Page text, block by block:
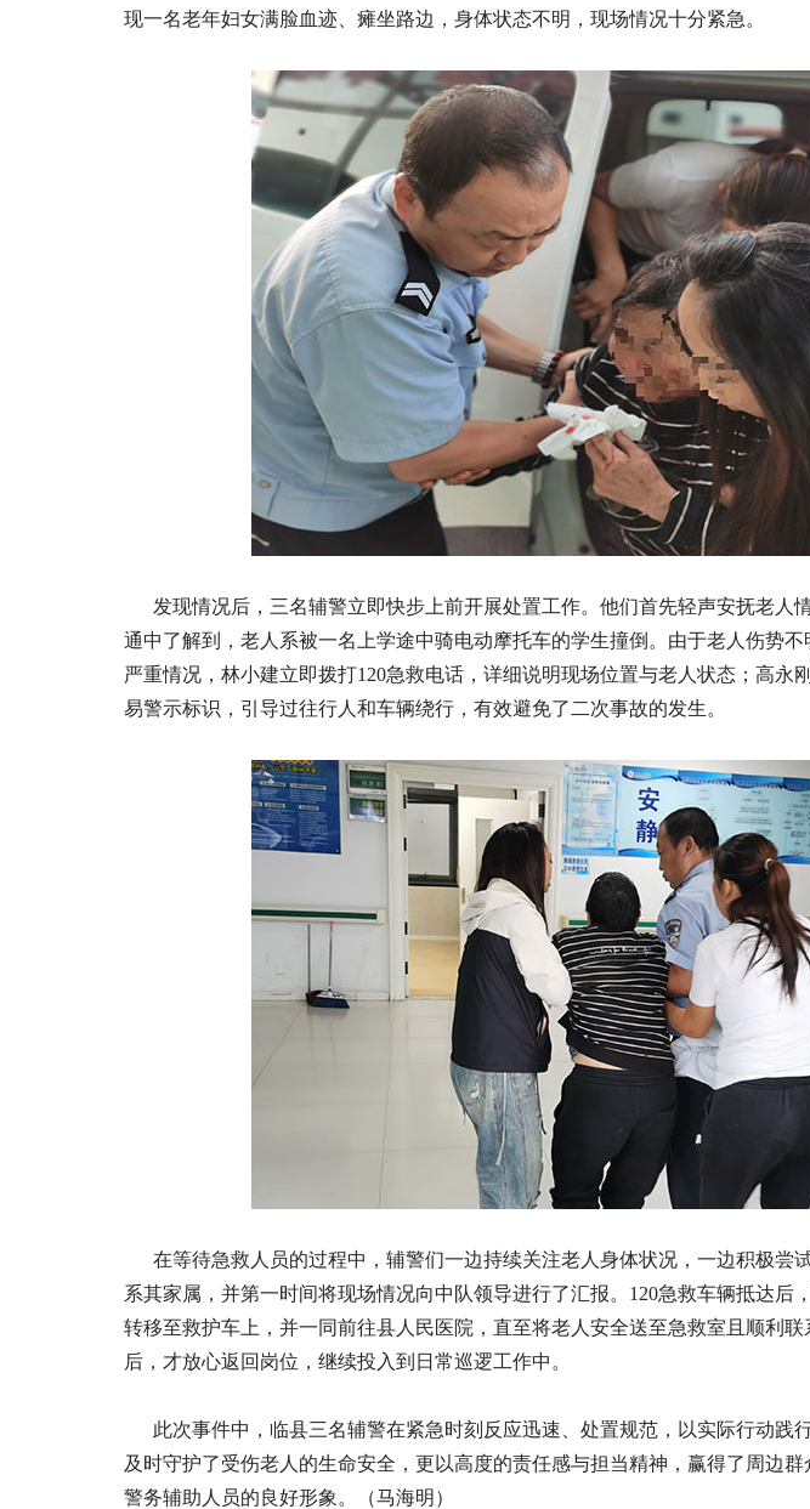
现一名老年妇女满脸血迹、瘫坐路边，身体状态不明，现场情况十分紧急。
发现情况后，三名辅警立即快步上前开展处置工作。他们首先轻声安抚老人
通中了解到，老人系被一名上学途中骑电动摩托车的学生撞倒。由于老人伤势
严重情况，林小建立即拨打120急救电话，详细说明现场位置与老人状态；高永
易警示标识，引导过往行人和车辆绕行，有效避免了二次事故的发生。
在等待急救人员的过程中，辅警们一边持续关注老人身体状况，一边积极尝
系其家属，并第一时间将现场情况向中队领导进行了汇报。120急救车辆抵达后
转移至救护车上，并一同前往县人民医院，直至将老人安全送至急救室且顺利
后，才放心返回岗位，继续投入到日常巡逻工作中。
此次事件中，临县三名辅警在紧急时刻反应迅速、处置规范，以实际行动践
及时守护了受伤老人的生命安全，更以高度的责任感与担当精神，赢得了周边
警务辅助人员的良好形象。（马海明）